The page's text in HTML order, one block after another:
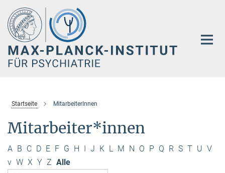
Hauptinhalt
Startseite MitarbeiterInnen
Mitarbeiter*innen
A B C D E F G H I J K L M N O P Q R S T U V
v W X Y Z Alle